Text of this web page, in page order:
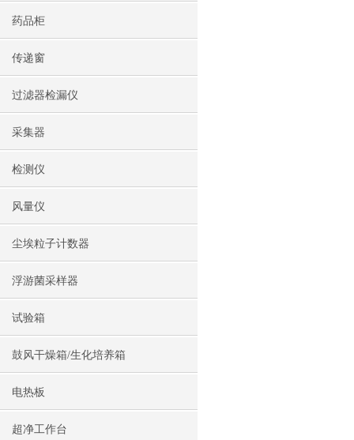
药品柜
传递窗
过滤器检漏仪
采集器
检测仪
风量仪
尘埃粒子计数器
浮游菌采样器
试验箱
鼓风干燥箱/生化培养箱
电热板
超净工作台